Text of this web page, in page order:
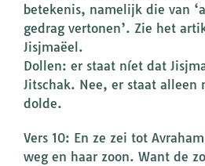
betekenis, namelijk die van
gedrag vertonen’. Zie het
Jisjmaëel.
Dollen: er staat níet dat
Jitschak. Nee, er staat alleen
dolde.
Vers 10: En ze zei tot
weg en haar zoon. Want de